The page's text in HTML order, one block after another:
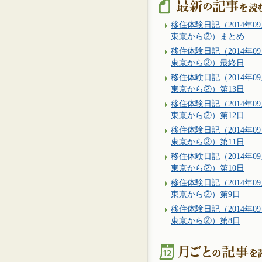
移住体験日記（2014年09
東京から②）まとめ
移住体験日記（2014年09
東京から②）最終日
移住体験日記（2014年09
東京から②）第13日
移住体験日記（2014年09
東京から②）第12日
移住体験日記（2014年09
東京から②）第11日
移住体験日記（2014年09
東京から②）第10日
移住体験日記（2014年09
東京から②）第9日
移住体験日記（2014年09
東京から②）第8日